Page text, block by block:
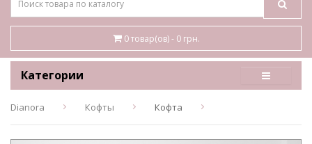
0 товар(ов) - 0 грн.
Категории
Dianora Кофты Кофта